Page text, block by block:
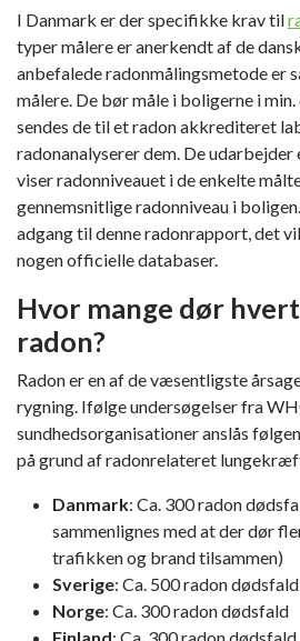
I Danmark er der specifikke krav til
typer målere er anerkendt af de
anbefalede radonmålingsmetode er
målere. De bør måle i boligerne i
sendes de til et radon akkrediteret
radonanalyserer dem. De
viser radonniveauet i de enkelte
gennemsnitlige radonniveau i
adgang til denne radonrapport, det
nogen officielle databaser.
Hvor mange dør
radon?
Radon er en af de væsentligste
rygning. Ifølge undersøgelser fra
sundhedsorganisationer anslås
på grund af radonrelateret
Danmark: Ca. 300 radon
sammenlignes med at der dør
trafikken og brand tilsammen)
Sverige: Ca. 500 radon dødsfald
Norge: Ca. 300 radon dødsfald